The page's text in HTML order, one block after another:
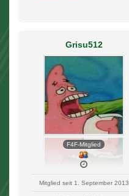
Grisu512
F4F-Mitglied
Mitglied seit 1. September 2013